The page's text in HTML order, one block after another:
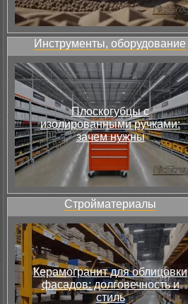
Инструменты, оборудование
Плоскогубцы с
изолированными ручками:
зачем нужны
Стройматериалы
Керамогранит для облицовки
фасадов: долговечность и
стиль